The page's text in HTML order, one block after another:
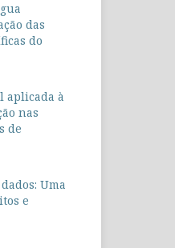
das
do
à
nas
de
Uma
e